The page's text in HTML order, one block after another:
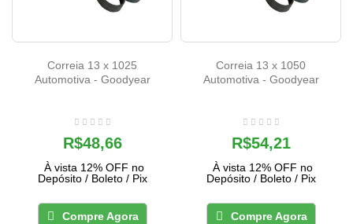
Correia 13 x 1025
Automotiva - Goodyear
R$48,66
À vista 12% OFF no
Depósito / Boleto / Pix
Compre Agora
Correia 13 x 1050
Automotiva - Goodyear
R$54,21
À vista 12% OFF no
Depósito / Boleto / Pix
Compre Agora